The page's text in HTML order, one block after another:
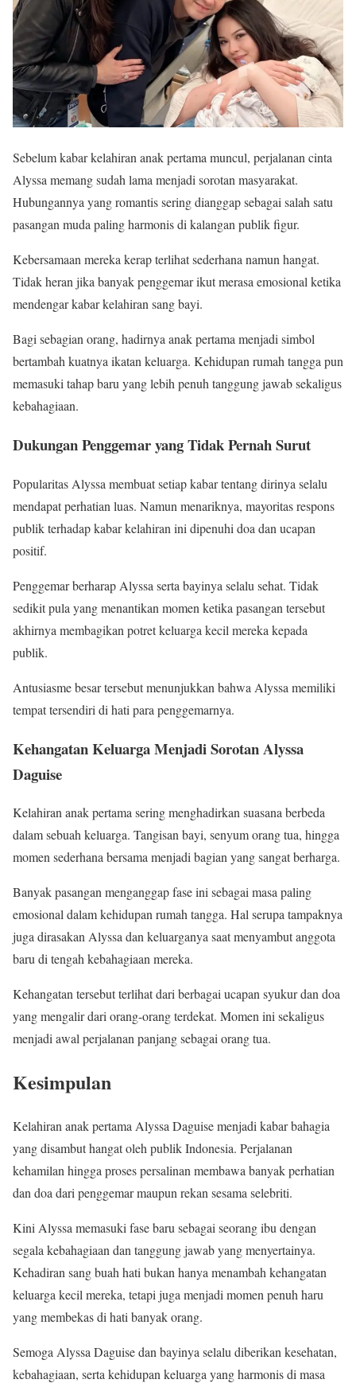
Sebelum kabar kelahiran anak pertama muncul, perjalanan cinta
Alyssa memang sudah lama menjadi sorotan masyarakat.
Hubungannya yang romantis sering dianggap sebagai salah satu
pasangan muda paling harmonis di kalangan publik figur.
Kebersamaan mereka kerap terlihat sederhana namun hangat.
Tidak heran jika banyak penggemar ikut merasa emosional ketika
mendengar kabar kelahiran sang bayi.
Bagi sebagian orang, hadirnya anak pertama menjadi simbol
bertambah kuatnya ikatan keluarga. Kehidupan rumah tangga pun
memasuki tahap baru yang lebih penuh tanggung jawab sekaligus
kebahagiaan.
Dukungan Penggemar yang Tidak Pernah Surut
Popularitas Alyssa membuat setiap kabar tentang dirinya selalu
mendapat perhatian luas. Namun menariknya, mayoritas respons
publik terhadap kabar kelahiran ini dipenuhi doa dan ucapan
positif.
Penggemar berharap Alyssa serta bayinya selalu sehat. Tidak
sedikit pula yang menantikan momen ketika pasangan tersebut
akhirnya membagikan potret keluarga kecil mereka kepada
publik.
Antusiasme besar tersebut menunjukkan bahwa Alyssa memiliki
tempat tersendiri di hati para penggemarnya.
Kehangatan Keluarga Menjadi Sorotan Alyssa
Daguise
Kelahiran anak pertama sering menghadirkan suasana berbeda
dalam sebuah keluarga. Tangisan bayi, senyum orang tua, hingga
momen sederhana bersama menjadi bagian yang sangat berharga.
Banyak pasangan menganggap fase ini sebagai masa paling
emosional dalam kehidupan rumah tangga. Hal serupa tampaknya
juga dirasakan Alyssa dan keluarganya saat menyambut anggota
baru di tengah kebahagiaan mereka.
Kehangatan tersebut terlihat dari berbagai ucapan syukur dan doa
yang mengalir dari orang-orang terdekat. Momen ini sekaligus
menjadi awal perjalanan panjang sebagai orang tua.
Kesimpulan
Kelahiran anak pertama Alyssa Daguise menjadi kabar bahagia
yang disambut hangat oleh publik Indonesia. Perjalanan
kehamilan hingga proses persalinan membawa banyak perhatian
dan doa dari penggemar maupun rekan sesama selebriti.
Kini Alyssa memasuki fase baru sebagai seorang ibu dengan
segala kebahagiaan dan tanggung jawab yang menyertainya.
Kehadiran sang buah hati bukan hanya menambah kehangatan
keluarga kecil mereka, tetapi juga menjadi momen penuh haru
yang membekas di hati banyak orang.
Semoga Alyssa Daguise dan bayinya selalu diberikan kesehatan,
kebahagiaan, serta kehidupan keluarga yang harmonis di masa